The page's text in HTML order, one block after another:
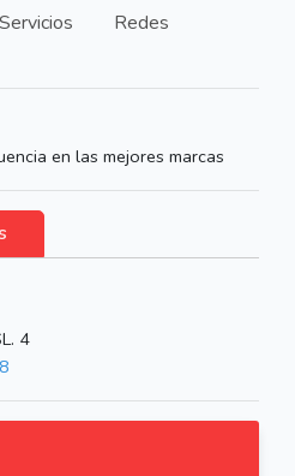
Servicios
Redes
en las mejores marcas
4